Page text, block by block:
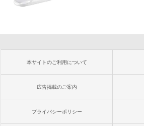
本サイトのご利用について
広告掲載のご案内
プライバシーポリシー